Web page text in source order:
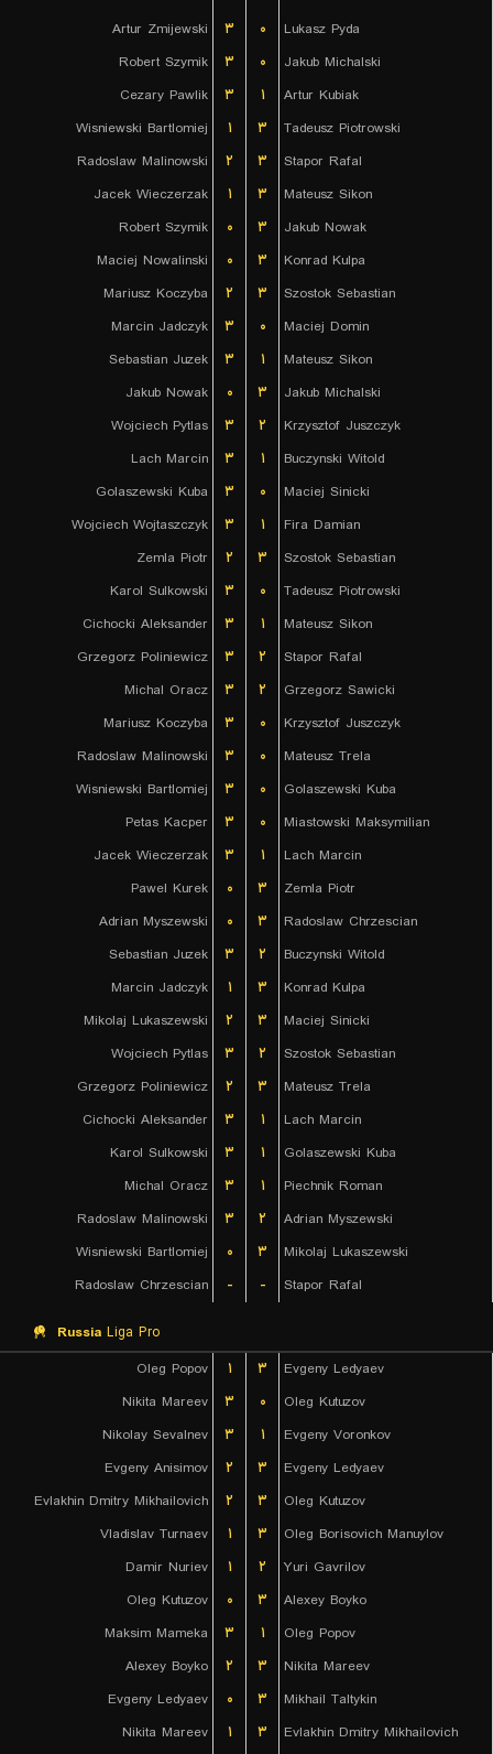
Artur Zmijewski
۳ ۰
Lukasz Pyda
Robert Szymik
۳ ۰
Jakub Michalski
Cezary Pawlik
۳ ۱
Artur Kubiak
Wisniewski Bartlomiej
۱ ۳
Tadeusz Piotrowski
Radoslaw Malinowski
۲ ۳
Stapor Rafal
Jacek Wieczerzak
۱ ۳
Mateusz Sikon
Robert Szymik
۰ ۳
Jakub Nowak
Maciej Nowalinski
۰ ۳
Konrad Kulpa
Mariusz Koczyba
۲ ۳
Szostok Sebastian
Marcin Jadczyk
۳ ۰
Maciej Domin
Sebastian Juzek
۳ ۱
Mateusz Sikon
Jakub Nowak
۰ ۳
Jakub Michalski
Wojciech Pytlas
۳ ۲
Krzysztof Juszczyk
Lach Marcin
۳ ۱
Buczynski Witold
Golaszewski Kuba
۳ ۰
Maciej Sinicki
Wojciech Wojtaszczyk
۳ ۱
Fira Damian
Zemla Piotr
۲ ۳
Szostok Sebastian
Karol Sulkowski
۳ ۰
Tadeusz Piotrowski
Cichocki Aleksander
۳ ۱
Mateusz Sikon
Grzegorz Poliniewicz
۳ ۲
Stapor Rafal
Michal Oracz
۳ ۲
Grzegorz Sawicki
Mariusz Koczyba
۳ ۰
Krzysztof Juszczyk
Radoslaw Malinowski
۳ ۰
Mateusz Trela
Wisniewski Bartlomiej
۳ ۰
Golaszewski Kuba
Petas Kacper
۳ ۰
Miastowski Maksymilian
Jacek Wieczerzak
۳ ۱
Lach Marcin
Pawel Kurek
۰ ۳
Zemla Piotr
Adrian Myszewski
۰ ۳
Radoslaw Chrzescian
Sebastian Juzek
۳ ۲
Buczynski Witold
Marcin Jadczyk
۱ ۳
Konrad Kulpa
Mikolaj Lukaszewski
۲ ۳
Maciej Sinicki
Wojciech Pytlas
۳ ۲
Szostok Sebastian
Grzegorz Poliniewicz
۲ ۳
Mateusz Trela
Cichocki Aleksander
۳ ۱
Lach Marcin
Karol Sulkowski
۳ ۱
Golaszewski Kuba
Michal Oracz
۳ ۱
Piechnik Roman
Radoslaw Malinowski
۳ ۲
Adrian Myszewski
Wisniewski Bartlomiej
۰ ۳
Mikolaj Lukaszewski
Radoslaw Chrzescian
- - Stapor Rafal
Russia Liga Pro
Oleg Popov
۱ ۳
Evgeny Ledyaev
Nikita Mareev
۳ ۰
Oleg Kutuzov
Nikolay Sevalnev
۳ ۱
Evgeny Voronkov
Evgeny Anisimov
۲ ۳
Evgeny Ledyaev
Evlakhin Dmitry Mikhailovich
۲ ۳
Oleg Kutuzov
Vladislav Turnaev
۱ ۳
Oleg Borisovich Manuylov
Damir Nuriev
۱ ۲
Yuri Gavrilov
Oleg Kutuzov
۰ ۳
Alexey Boyko
Maksim Mameka
۳ ۱
Oleg Popov
Alexey Boyko
۲ ۳
Nikita Mareev
Evgeny Ledyaev
۰ ۳
Mikhail Taltykin
Nikita Mareev
۱ ۳
Evlakhin Dmitry Mikhailovich